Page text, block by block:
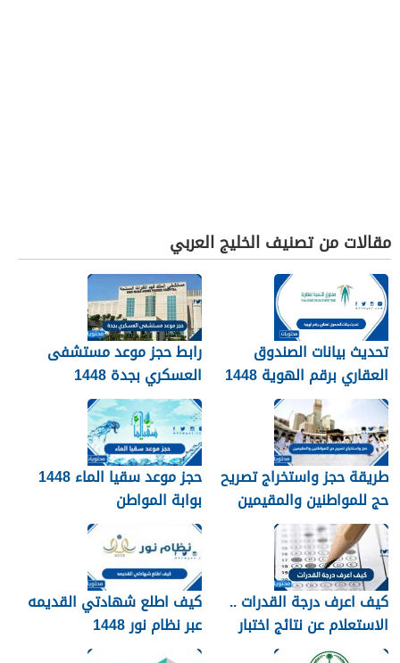
مقالات من تصنيف الخليج العربي
تحديث بيانات الصندوق
العقاري برقم الهوية 1448
الرابط والخطوات
رابط حجز موعد مستشفى
العسكري بجدة 1448
طريقة حجز واستخراج تصريح
حج للمواطنين والمقيمين
1448
حجز موعد سقيا الماء 1448
بوابة المواطن
كيف اعرف درجة القدرات ..
الاستعلام عن نتائج اختبار
القدرات 1448
كيف اطلع شهادتي القديمه
عبر نظام نور 1448